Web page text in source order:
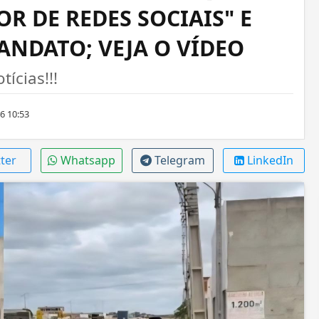
DE REDES SOCIAIS" E
VEJA O VÍDEO
10:53
Whatsapp Telegram LinkedIn